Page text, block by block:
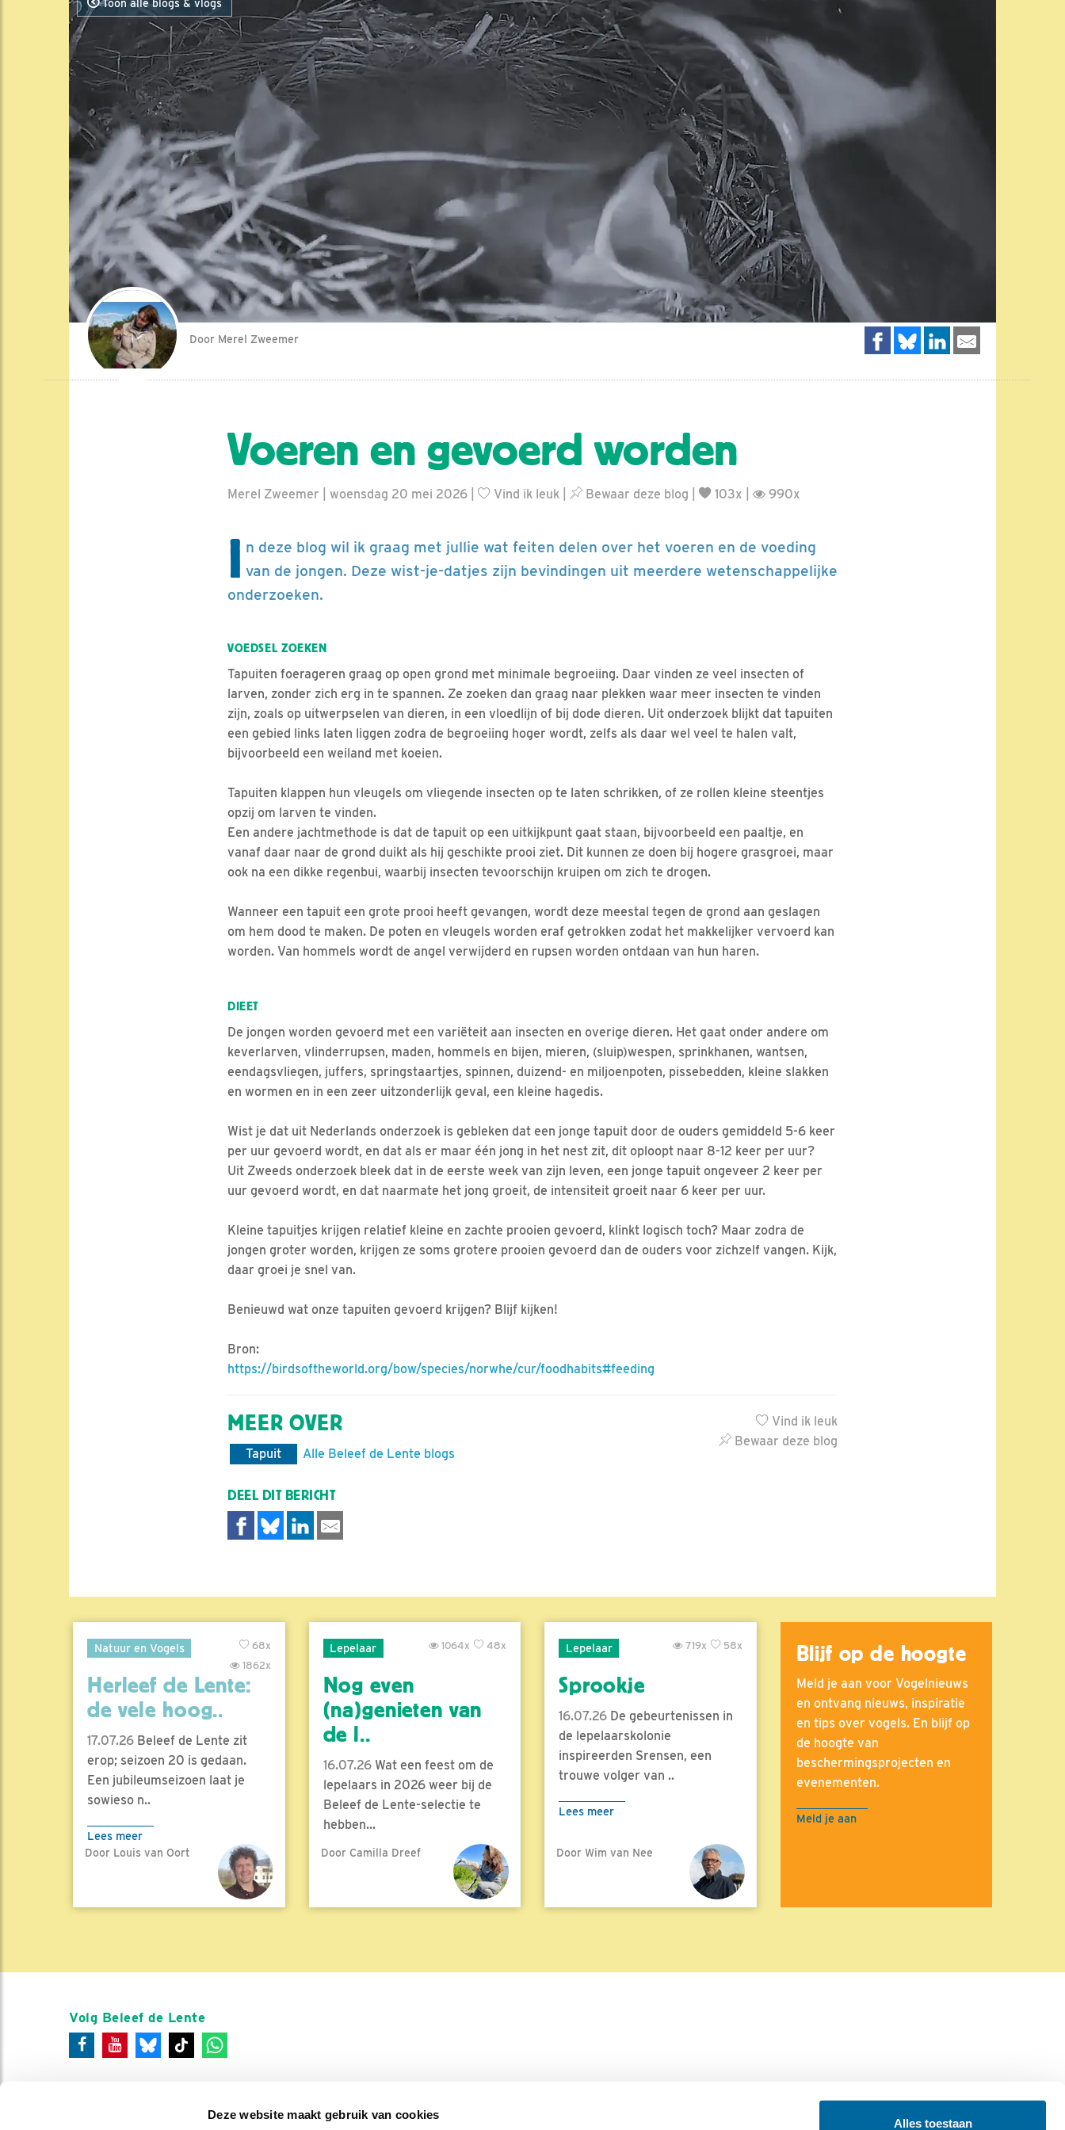
Deze website maakt gebruik van cookies
Alles toestaan
Toon alle blogs & vlogs
Door Merel Zweemer
Voeren en gevoerd worden
Merel Zweemer | woensdag 20 mei 2026 | Vind ik leuk Bewaar deze blog 103x | 990x
I n deze blog wil ik graag met jullie wat feiten delen over het voeren en de voeding
van de jongen. Deze wist-je-datjes zijn bevindingen uit meerdere wetenschappelijke
onderzoeken.
VOEDSEL ZOEKEN
Tapuiten foerageren graag op open grond met minimale begroeiing. Daar vinden ze veel insecten of
larven, zonder zich erg in te spannen. Ze zoeken dan graag naar plekken waar meer insecten te vinden
zijn, zoals op uitwerpselen van dieren, in een vloedlijn of bij dode dieren. Uit onderzoek blijkt dat tapuiten
een gebied links laten liggen zodra de begroeiing hoger wordt, zelfs als daar wel veel te halen valt,
bijvoorbeeld een weiland met koeien.
Tapuiten klappen hun vleugels om vliegende insecten op te laten schrikken, of ze rollen kleine steentjes
opzij om larven te vinden.
Een andere jachtmethode is dat de tapuit op een uitkijkpunt gaat staan, bijvoorbeeld een paaltje, en
vanaf daar naar de grond duikt als hij geschikte prooi ziet. Dit kunnen ze doen bij hogere grasgroei, maar
ook na een dikke regenbui, waarbij insecten tevoorschijn kruipen om zich te drogen.
Wanneer een tapuit een grote prooi heeft gevangen, wordt deze meestal tegen de grond aan geslagen
om hem dood te maken. De poten en vleugels worden eraf getrokken zodat het makkelijker vervoerd kan
worden. Van hommels wordt de angel verwijderd en rupsen worden ontdaan van hun haren.
DIEET
De jongen worden gevoerd met een variëteit aan insecten en overige dieren. Het gaat onder andere om
keverlarven, vlinderrupsen, maden, hommels en bijen, mieren, (sluip)wespen, sprinkhanen, wantsen,
eendagsvliegen, juffers, springstaartjes, spinnen, duizend- en miljoenpoten, pissebedden, kleine slakken
en wormen en in een zeer uitzonderlijk geval, een kleine hagedis.
Wist je dat uit Nederlands onderzoek is gebleken dat een jonge tapuit door de ouders gemiddeld 5-6 keer
per uur gevoerd wordt, en dat als er maar één jong in het nest zit, dit oploopt naar 8-12 keer per uur?
Uit Zweeds onderzoek bleek dat in de eerste week van zijn leven, een jonge tapuit ongeveer 2 keer per
uur gevoerd wordt, en dat naarmate het jong groeit, de intensiteit groeit naar 6 keer per uur.
Kleine tapuitjes krijgen relatief kleine en zachte prooien gevoerd, klinkt logisch toch? Maar zodra de
jongen groter worden, krijgen ze soms grotere prooien gevoerd dan de ouders voor zichzelf vangen. Kijk,
daar groei je snel van.
Benieuwd wat onze tapuiten gevoerd krijgen? Blijf kijken!
Bron:
https://birdsoftheworld.org/bow/species/norwhe/cur/foodhabits#feeding
Vind ik leuk
Bewaar deze blog
MEER OVER
Tapuit Alle Beleef de Lente blogs
DEEL DIT BERICHT
Natuur en Vogels
68x
1862x
Herleef de Lente:
de vele hoog..
17.07.26 Beleef de Lente zit
erop; seizoen 20 is gedaan.
Een jubileumseizoen laat je
sowieso n..
Lees meer
Door Louis van Oort
Lepelaar 48x
1064x
Nog even
(na)genieten van
de l..
16.07.26Wat een feest om de
lepelaars in 2026 weer bij de
Beleef de Lente-selectie te
hebben...
Lees meer
Door Camilla Dreef
Lepelaar 58x
719x
Sprookje
16.07.26 De gebeurtenissen in
de lepelaarskolonie
inspireerden Srensen, een
trouwe volger van ..
Lees meer
Door Wim van Nee
Blijf op de hoogte
Meld je aan voor Vogelnieuws
en ontvang nieuws, inspiratie
en tips over vogels. En blijf op
de hoogte van
beschermingsprojecten en
evenementen.
Meld je aan
Volg Beleef de Lente